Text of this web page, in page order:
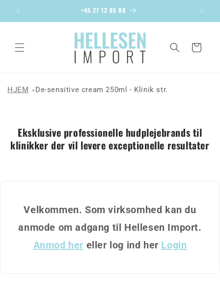
indhold
+45 27 12 85 00
Indkøbskurv
HJEM De-sensitive cream 250ml - Klinik str.
Eksklusive professionelle hudplejebrands til
klinikker der vil levere exceptionelle resultater
Velkommen. Som virksomhed kan du
anmode om adgang til Hellesen Import.
Anmod her eller log ind her Login